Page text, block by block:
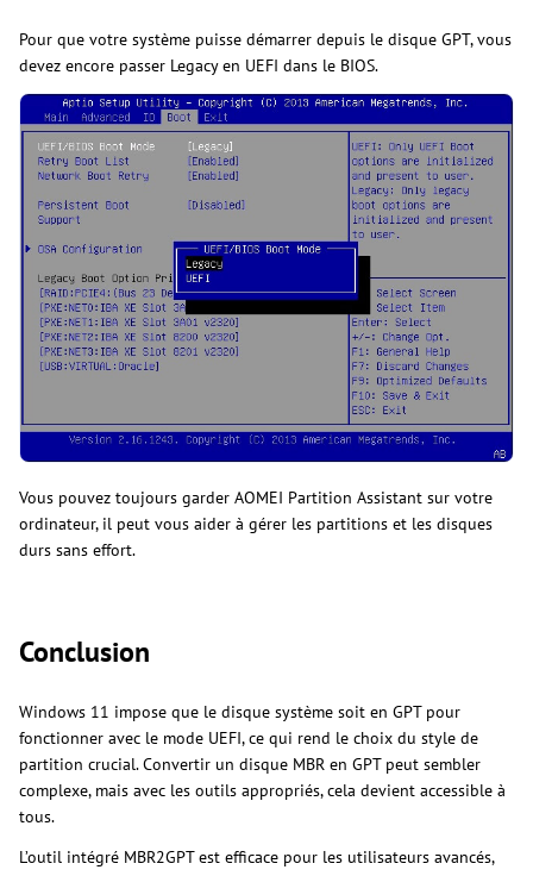
Pour que votre système puisse démarrer depuis le disque GPT, vous
devez encore passer Legacy en UEFI dans le BIOS.
Vous pouvez toujours garder AOMEI Partition Assistant sur votre
ordinateur, il peut vous aider à gérer les partitions et les disques
durs sans effort.
Conclusion
Windows 11 impose que le disque système soit en GPT pour
fonctionner avec le mode UEFI, ce qui rend le choix du style de
partition crucial. Convertir un disque MBR en GPT peut sembler
complexe, mais avec les outils appropriés, cela devient accessible à
tous.
L’outil intégré MBR2GPT est efficace pour les utilisateurs avancés,